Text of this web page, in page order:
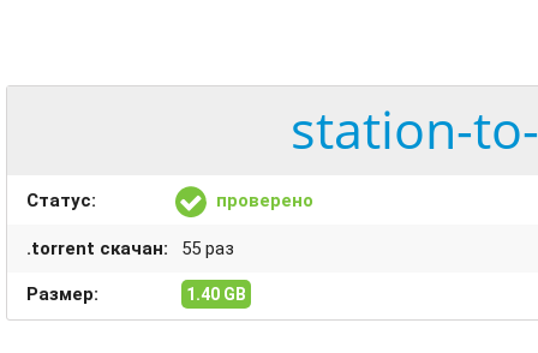
station-
Статус: проверено
.torrent скачан: 55 раз
Размер: 1.40 GB